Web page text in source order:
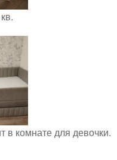
в комнате для девочки.